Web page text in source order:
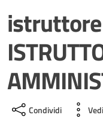
Condividi